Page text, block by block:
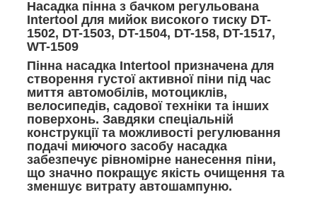
Насадка пінна з бачком регульована
Intertool для мийок високого тиску DT-
1502, DT-1503, DT-1504, DT-158, DT-1517,
WT-1509
Пінна насадка Intertool призначена для
створення густої активної піни під час
миття автомобілів, мотоциклів,
велосипедів, садової техніки та інших
поверхонь. Завдяки спеціальній
конструкції та можливості регулювання
подачі миючого засобу насадка
забезпечує рівномірне нанесення піни,
що значно покращує якість очищення та
зменшує витрату автошампуню.